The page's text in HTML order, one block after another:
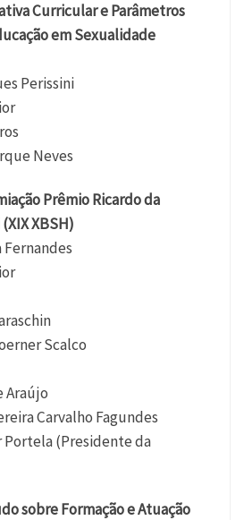
Curricular e Parâmetros
em Sexualidade
Perissini
Neves
Prêmio Ricardo da
XBSH)
Scalco
Araújo
Carvalho Fagundes
Portela (Presidente da
sobre Formação e Atuação